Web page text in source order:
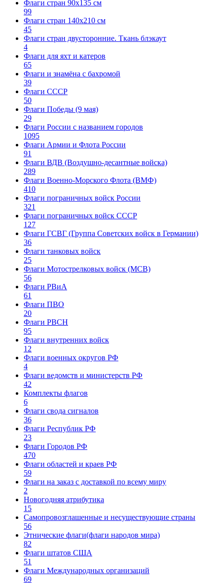
Флаги стран 90х135 см
99
Флаги стран 140х210 см
45
Флаги стран двусторонние. Ткань блэкаут
4
Флаги для яхт и катеров
65
Флаги и знамёна с бахромой
39
Флаги СССР
50
Флаги Победы (9 мая)
29
Флаги России с названием городов
1095
Флаги Армии и Флота России
91
Флаги ВДВ (Воздушно-десантные войска)
289
Флаги Военно-Морского Флота (ВМФ)
410
Флаги пограничных войск России
321
Флаги пограничных войск СССР
127
Флаги ГСВГ (Группа Советских войск в Германии)
36
Флаги танковых войск
25
Флаги Мотострелковых войск (МСВ)
56
Флаги РВиА
61
Флаги ПВО
20
Флаги РВСН
95
Флаги внутренних войск
12
Флаги военных округов РФ
4
Флаги ведомств и министерств РФ
42
Комплекты флагов
6
Флаги свода сигналов
36
Флаги Республик РФ
23
Флаги Городов РФ
470
Флаги областей и краев РФ
59
Флаги на заказ с доставкой по всему миру
2
Новогодняя атрибутика
15
Самопровозглашенные и несуществующие страны
56
Этнические флаги(флаги народов мира)
82
Флаги штатов США
51
Флаги Международных организаций
69